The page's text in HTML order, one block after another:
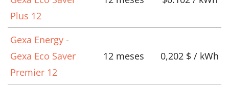
Plus 12
Gexa Energy -
Gexa Eco Saver
Premier 12
12 meses 0,202 $ / kWh